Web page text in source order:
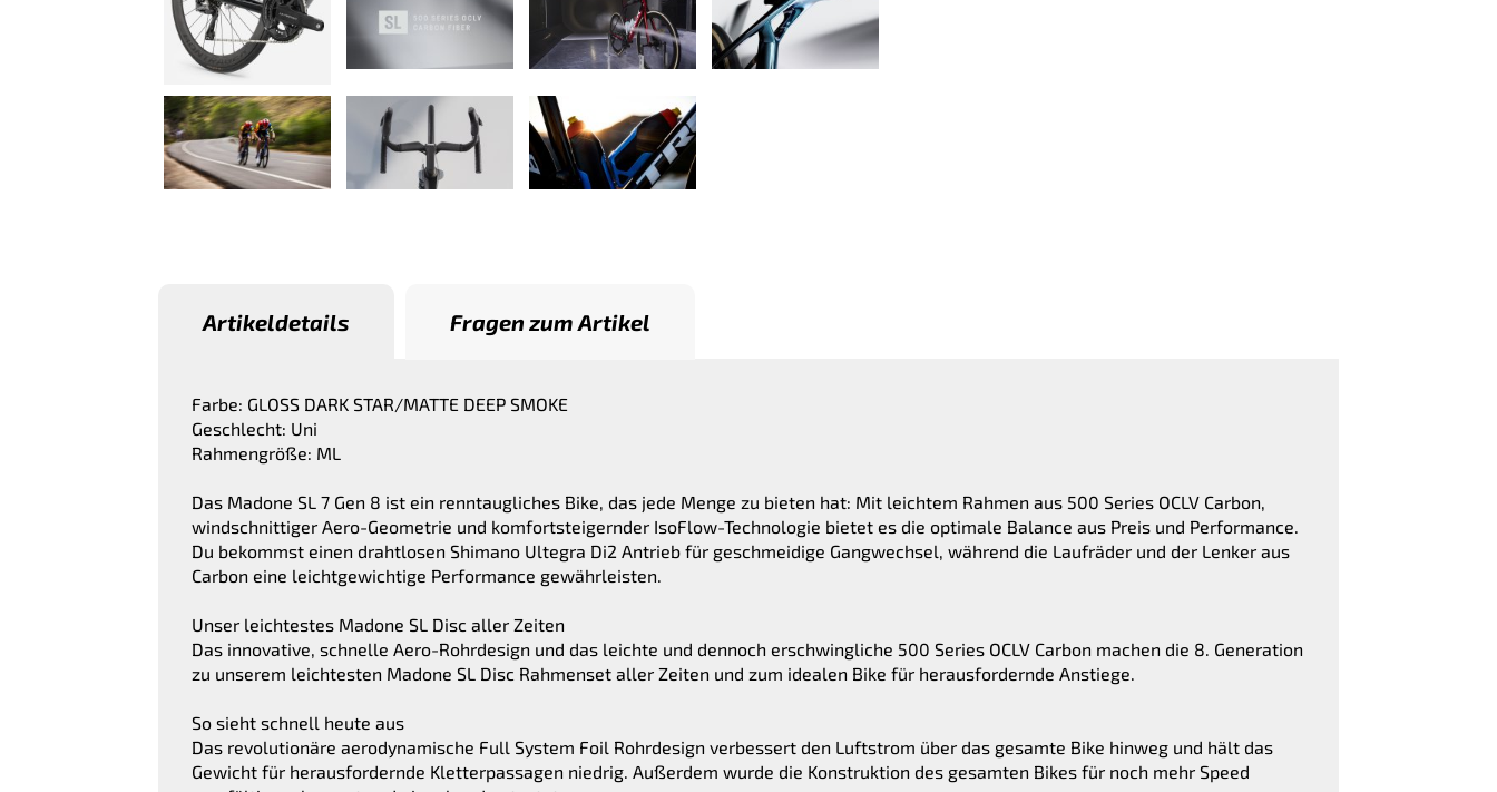
Artikeldetails Fragen zum Artikel
Farbe: GLOSS DARK STAR/MATTE DEEP SMOKE
Geschlecht: Uni
Rahmengröße: ML
Das Madone SL 7 Gen 8 ist ein renntaugliches Bike, das jede Menge zu bieten hat: Mit leichtem Rahmen aus 500 Series OCLV Carbon,
windschnittiger Aero-Geometrie und komfortsteigernder IsoFlow-Technologie bietet es die optimale Balance aus Preis und Performance.
Du bekommst einen drahtlosen Shimano Ultegra Di2 Antrieb für geschmeidige Gangwechsel, während die Laufräder und der Lenker aus
Carbon eine leichtgewichtige Performance gewährleisten.
Unser leichtestes Madone SL Disc aller Zeiten
Das innovative, schnelle Aero-Rohrdesign und das leichte und dennoch erschwingliche 500 Series OCLV Carbon machen die 8. Generation
zu unserem leichtesten Madone SL Disc Rahmenset aller Zeiten und zum idealen Bike für herausfordernde Anstiege.
So sieht schnell heute aus
Das revolutionäre aerodynamische Full System Foil Rohrdesign verbessert den Luftstrom über das gesamte Bike hinweg und hält das
Gewicht für herausfordernde Kletterpassagen niedrig. Außerdem wurde die Konstruktion des gesamten Bikes für noch mehr Speed